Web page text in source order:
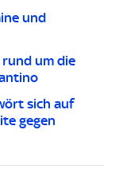
und
rund um die
sich auf
gegen